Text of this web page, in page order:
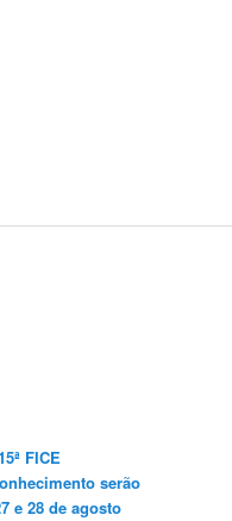
FICE
serão
e 28 de agosto